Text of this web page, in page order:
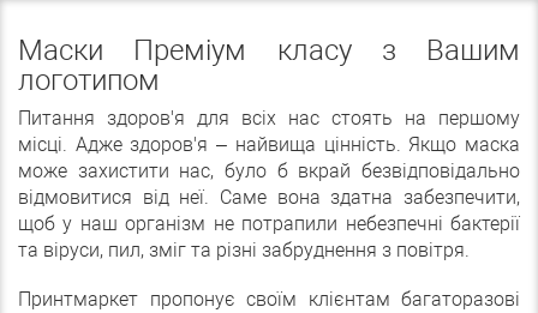
Маски Преміум класу з Вашим
логотипом
Питання здоров'я для всіх нас стоять на першому
місці. Адже здоров'я – найвища цінність. Якщо маска
може захистити нас, було б вкрай безвідповідально
відмовитися від неї. Саме вона здатна забезпечити,
щоб у наш організм не потрапили небезпечні бактерії
та віруси, пил, зміг та різні забруднення з повітря.
Принтмаркет пропонує своїм клієнтам багаторазові